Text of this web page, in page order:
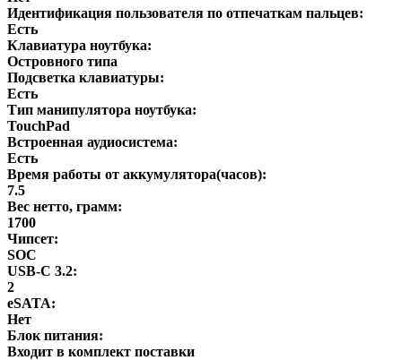
Идентификация пользователя по отпечаткам пальцев:
Есть
Клавиатура ноутбука:
Островного типа
Подсветка клавиатуры:
Есть
Тип манипулятора ноутбука:
TouchPad
Встроенная аудиосистема:
Есть
Время работы от аккумулятора(часов):
7.5
Вес нетто, грамм:
1700
Чипсет:
SOC
USB-C 3.2:
2
eSATA:
Нет
Блок питания:
Входит в комплект поставки